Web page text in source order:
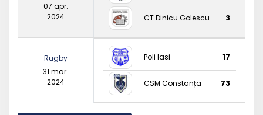
07 apr.
2024
CT Dinicu Golescu 3
Rugby
31 mar.
2024
Poli Iasi 17
CSM Constanța 73